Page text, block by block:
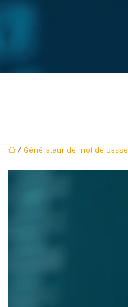
/ Générateur de mot de passe